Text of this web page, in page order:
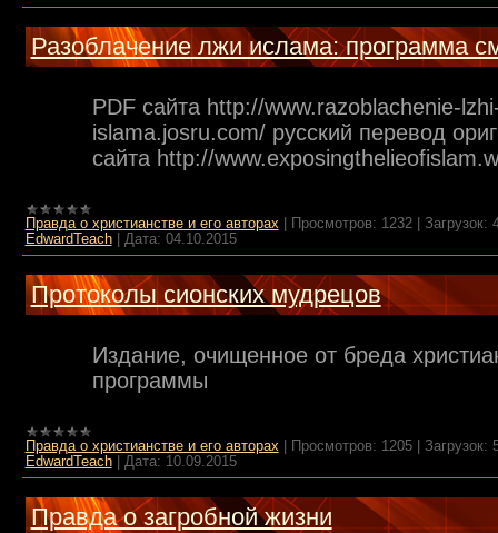
Разоблачение лжи ислама: программа
PDF сайта http://www.razoblachenie-
islama.josru.com/ русский перевод
сайта http://
Правда о христианстве и его авторах Просмотров: 1232| Загрузок:
EdwardTeach| Дата: 04.10.2015
Протоколы сионских мудрецов
Издание, очищенное от бреда
программы
Правда о христианстве и его авторах Просмотров: 1205| Загрузок:
EdwardTeach| Дата: 10.09.2015
Правда о загробной жизни